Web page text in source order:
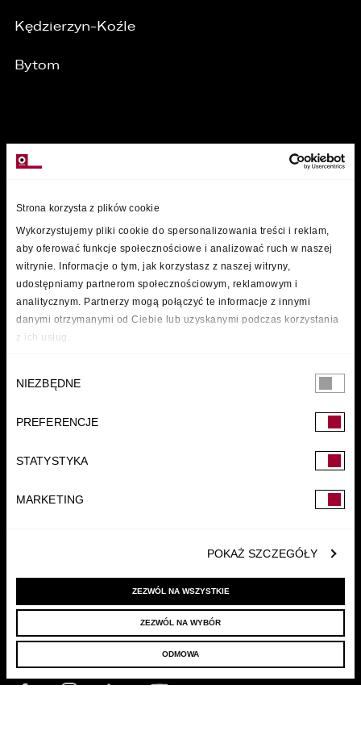
Strona korzysta z plików cookie
Wykorzystujemy pliki cookie do spersonalizowania treści i reklam,
aby oferować funkcje społecznościowe i analizować ruch w naszej
witrynie. Informacje o tym, jak korzystasz z naszej witryny,
udostępniamy partnerom społecznościowym, reklamowym i
analitycznym. Partnerzy mogą połączyć te informacje z innymi
danymi otrzymanymi od Ciebie lub uzyskanymi podczas korzystania
z ich usług.
zgody
NIEZBĘDNE
PREFERENCJE
STATYSTYKA
MARKETING
POKAŻ SZCZEGÓŁY
ZEZWÓL NA WSZYSTKIE
ZEZWÓL NA WYBÓR
ODMOWA
Kędzierzyn-Koźle
Bytom
MARKI
FUNDACJA
© 2022 LELLEK.PL | POLITYKA PRYWATNOŚCI